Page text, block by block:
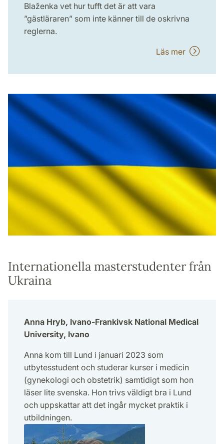
Blaženka vet hur tufft det är att vara
”gästläraren” som inte känner till de oskrivna
reglerna.
Läs mer
Internationella masterstudenter från
Ukraina
Anna Hryb, Ivano-Frankivsk National Medical
University, Ivano
Anna kom till Lund i januari 2023 som
utbytesstudent och studerar kurser i medicin
(gynekologi och obstetrik) samtidigt som hon
läser lite svenska. Hon trivs väldigt bra i Lund
och uppskattar att det ingår mycket praktik i
utbildningen.